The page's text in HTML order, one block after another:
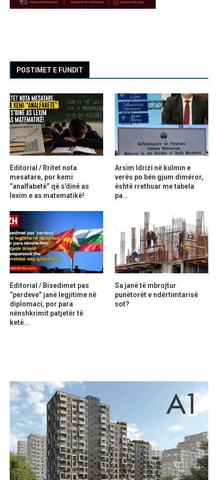
POSTIMET E FUNDIT
Editorial / Rritet nota
mesatare, por kemi
“analfabetë” që s’dinë as
lexim e as matematikë!
Arsim Idrizi në kulmin e
verës po bën gjum dimëror,
është rrethuar me tabela
pa...
Editorial / Bisedimet pas
“perdeve” janë legjitime në
diplomaci, por para
nënshkrimit patjetër të
ketë...
Sa janë të mbrojtur
punëtorët e ndërtimtarisë
sot?